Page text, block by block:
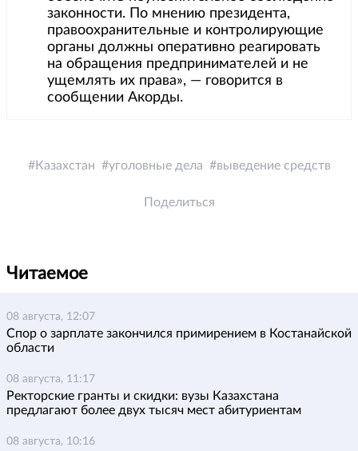
законности. По мнению президента,
правоохранительные и контролирующие
органы должны оперативно реагировать
на обращения предпринимателей и не
ущемлять их права», ― говорится в
сообщении Акорды.
Казахстан уголовные дела выведение средств
Поделиться
Читаемое
08 августа, 12:07
Спор о зарплате закончился примирением в Костанайской
области
08 августа, 11:17
Ректорские гранты и скидки: вузы Казахстана
предлагают более двух тысяч мест абитуриентам
08 августа, 10:16